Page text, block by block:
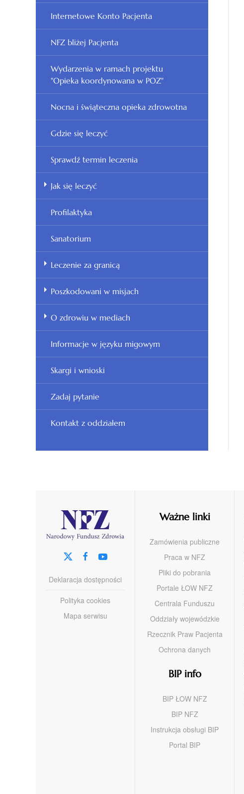
Internetowe Konto Pacjenta
NFZ bliżej Pacjenta
Wydarzenia w ramach projektu
"Opieka koordynowana w POZ"
Nocna i świąteczna opieka zdrowotna
Gdzie się leczyć
Sprawdź termin leczenia
Jak się leczyć
Profilaktyka
Sanatorium
Leczenie za granicą
Poszkodowani w misjach
O zdrowiu w mediach
Informacje w języku migowym
Skargi i wnioski
Zadaj pytanie
Kontakt z oddziałem
Deklaracja dostępności
Polityka cookies
Mapa serwisu
Ważne linki
Zamówienia publiczne
Praca w NFZ
Pliki do pobrania
Portale ŁOW NFZ
Centrala Funduszu
Oddziały wojewódzkie
Rzecznik Praw Pacjenta
Ochrona danych
BIP info
BIP ŁOW NFZ
BIP NFZ
Instrukcja obsługi BIP
Portal BIP